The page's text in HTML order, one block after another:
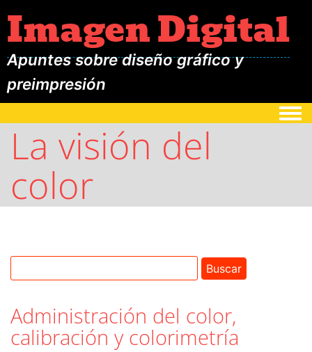
Imagen Digital
Apuntes sobre diseño gráfico y
preimpresión
La visión del
color
Administración del color,
calibración y colorimetría